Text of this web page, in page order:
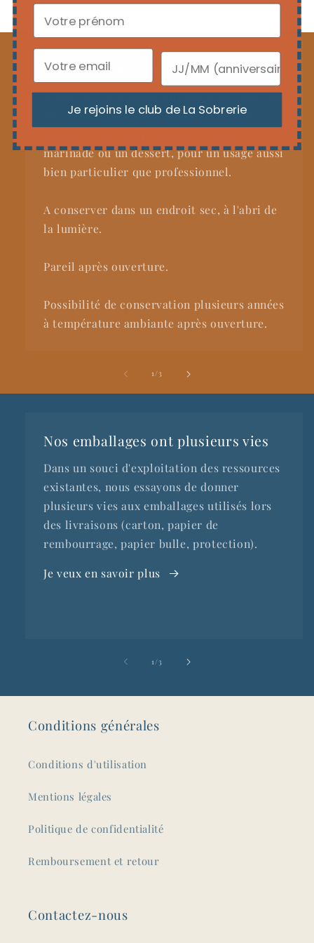
Conservation et dégustation
Il peut se consommer allongé d’un tonic, en
divers cocktails, voir pur sur glace, ou
marinade ou un dessert, pour un usage aussi
bien particulier que professionnel.
A conserver dans un endroit sec, à l'abri de
la lumière.
Pareil après ouverture.
Possibilité de conservation plusieurs années
à température ambiante après ouverture.
1/de
3
Nos emballages ont plusieurs vies
Dans un souci d'exploitation des ressources
existantes, nous essayons de donner
plusieurs vies aux emballages utilisés lors
des livraisons (carton, papier de
rembourrage, papier bulle, protection).
Je veux en savoir plus
1 /de3
Conditions générales
Conditions d'utilisation
Mentions légales
Politique de confidentialité
Remboursement et retour
Contactez-nous
Je rejoins le club de La Sobrerie